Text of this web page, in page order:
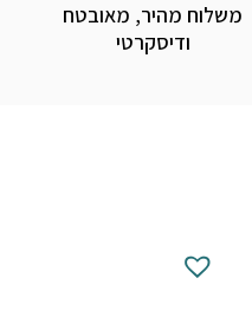
משלוח מהיר, מאובטח
ודיסקרטי